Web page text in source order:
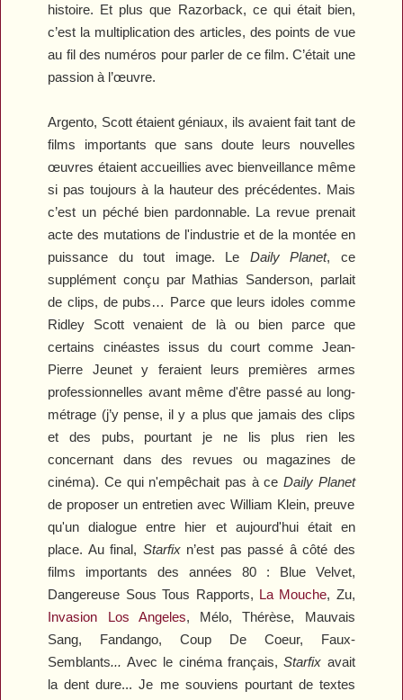
histoire. Et plus que Razorback, ce qui était bien,
c’est la multiplication des articles, des points de vue
au fil des numéros pour parler de ce film. C’était une
passion à l’œuvre.
Argento, Scott étaient géniaux, ils avaient fait tant de
films importants que sans doute leurs nouvelles
œuvres étaient accueillies avec bienveillance même
si pas toujours à la hauteur des précédentes. Mais
c’est un péché bien pardonnable. La revue prenait
acte des mutations de l'industrie et de la montée en
puissance du tout image. Le Daily Planet, ce
supplément conçu par Mathias Sanderson, parlait
de clips, de pubs… Parce que leurs idoles comme
Ridley Scott venaient de là ou bien parce que
certains cinéastes issus du court comme Jean-
Pierre Jeunet y feraient leurs premières armes
professionnelles avant même d'être passé au long-
métrage (j’y pense, il y a plus que jamais des clips
et des pubs, pourtant je ne lis plus rien les
concernant dans des revues ou magazines de
cinéma). Ce qui n'empêchait pas à ce Daily Planet
de proposer un entretien avec William Klein, preuve
qu'un dialogue entre hier et aujourd'hui était en
place. Au final, Starfixn’est pas passé â côté des
films importants des années 80 : Blue Velvet,
Dangereuse Sous Tous Rapports, La Mouche, Zu,
Invasion Los Angeles, Mélo,Thérèse, Mauvais
Sang, Fandango,Coup De Coeur, Faux-
Semblants... Avec le cinéma français,Starfix avait
la dent dure... Je me souviens pourtant de textes